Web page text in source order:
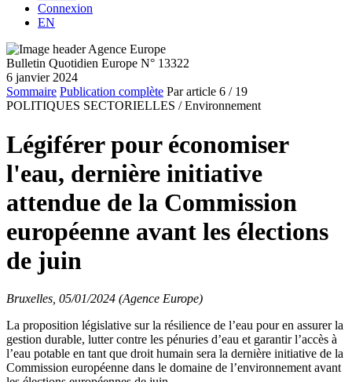
Connexion
EN
Bulletin Quotidien Europe N° 13322
6 janvier 2024
Sommaire Publication complète Par article 6 / 19
POLITIQUES SECTORIELLES / Environnement
Légiférer pour économiser
l'eau, dernière initiative
attendue de la Commission
européenne avant les élections
de juin
Bruxelles, 05/01/2024 (Agence Europe)
La proposition législative sur la résilience de l’eau pour en assurer la
gestion durable, lutter contre les pénuries d’eau et garantir l’accès à
l’eau potable en tant que droit humain sera la dernière initiative de la
Commission européenne dans le domaine de l’environnement avant